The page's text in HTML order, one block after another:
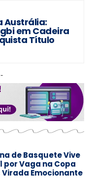
Austrália:
em Cadeira
Título
de Basquete Vive
por Vaga na Copa
Virada Emocionante